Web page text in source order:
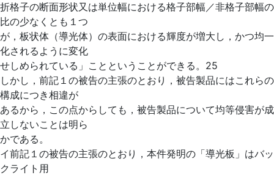
折格子の断面形状又は単位幅における格子部幅／非格子部幅の
比の少なくとも１つ
が，板状体（導光体）の表面における輝度が増大し，かつ均一
化されるように変化
せしめられている」ことということができる。25
しかし，前記１の被告の主張のとおり，被告製品にはこれらの
構成につき相違が
あるから，この点からしても，被告製品について均等侵害が成
立しないことは明ら
かである。
イ前記１の被告の主張のとおり，本件発明の「導光板」はバッ
クライト用